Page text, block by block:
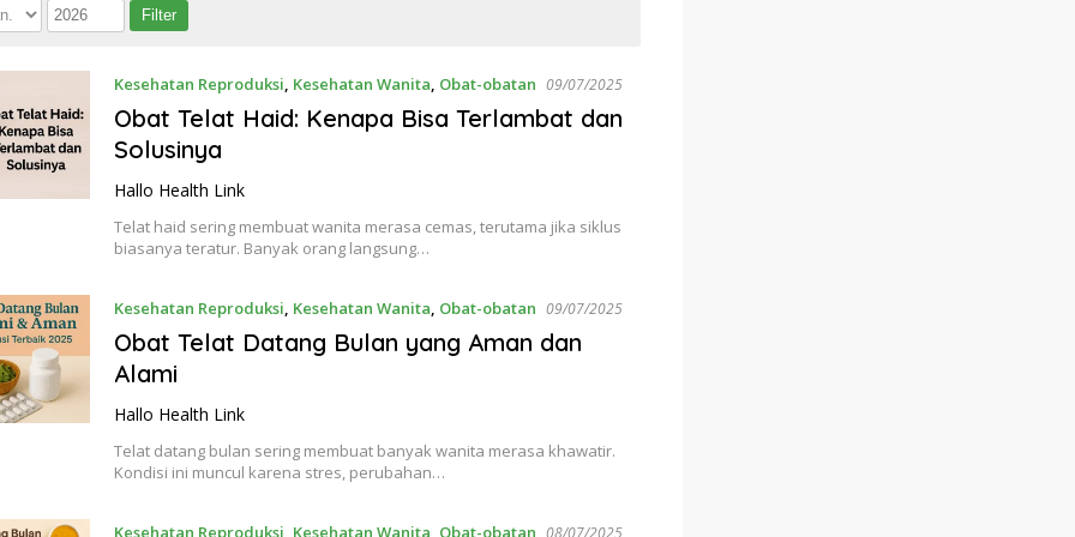
Kesehatan Reproduksi, Kesehatan Wanita, Obat-obatan 09/07/2025
Obat Telat Haid: Kenapa Bisa Terlambat dan
Solusinya
Hallo Health Link
Telat haid sering membuat wanita merasa cemas, terutama jika siklus
biasanya teratur. Banyak orang langsung…
Kesehatan Reproduksi, Kesehatan Wanita, Obat-obatan 09/07/2025
Obat Telat Datang Bulan yang Aman dan
Alami
Hallo Health Link
Telat datang bulan sering membuat banyak wanita merasa khawatir.
Kondisi ini muncul karena stres, perubahan…
Kesehatan Reproduksi Kesehatan Wanita Obat-obatan 08/07/2025